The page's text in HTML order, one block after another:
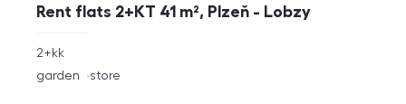
Rent flats 2+KT 41 m², Plzeň - Lobzy
rozměry
2+kk
funkce
garden store